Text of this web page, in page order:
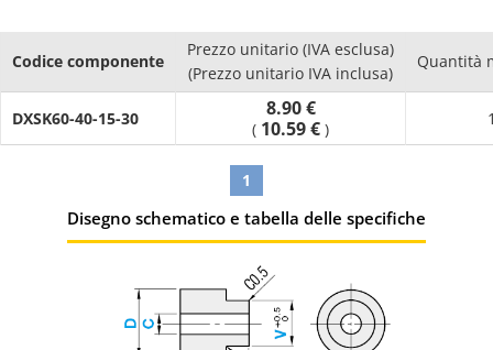
Codice componente
Prezzo unitario (IVA esclusa)
(Prezzo unitario IVA inclusa)
Quantità
DXSK60-40-15-30 8.90 €
( 10.59 € )
1
Disegno schematico e tabella delle specifiche